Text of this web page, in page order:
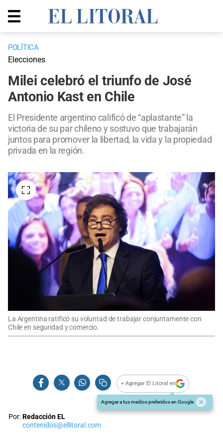
POLÍTICA
Elecciones
Milei celebró el triunfo de José
Antonio Kast en Chile
El Presidente argentino calificó de “aplastante” la
victoria de su par chileno y sostuvo que trabajarán
juntos para promover la libertad, la vida y la propiedad
privada en la región.
La Argentina ratificó su voluntad de trabajar conjuntamente con
Chile en seguridad y comercio.
+ Agregar El Litoral en
Agregar a tus medios preferidos en Google
Por:Redacción EL
contenidos@ellitoral.com